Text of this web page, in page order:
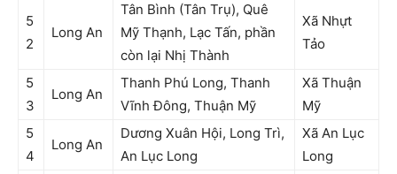
5
2
Long An
Tân Bình (Tân Trụ), Quê
Mỹ Thạnh, Lạc Tấn, phần
còn lại Nhị Thành
Xã Nhựt
Tảo
5
3
Long An
Thanh Phú Long, Thanh
Vĩnh Đông, Thuận Mỹ
Xã Thuận
Mỹ
5
4
Long An
Dương Xuân Hội, Long Trì,
An Lục Long
Xã An Lục
Long